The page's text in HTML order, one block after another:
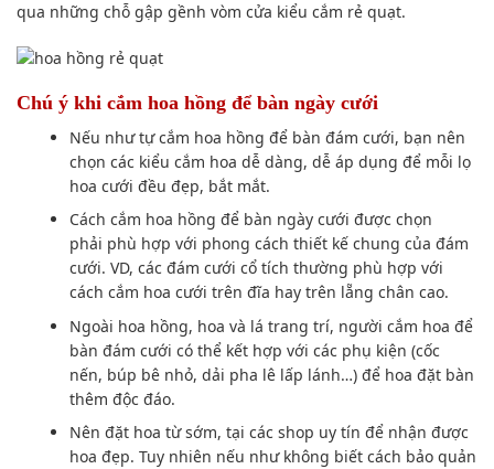
qua những chỗ gập gềnh vòm cửa kiểu cắm rẻ quạt.
Chú ý khi cắm hoa hồng để bàn ngày cưới
Nếu nhưtự cắm hoa hồng để bàn đám cưới, bạn nên
chọn các kiểu cắm hoadễ dàng, dễ áp dụng để mỗi lọ
hoa cưới đều đẹp, bắt mắt.
Cách cắm hoa hồng để bàn ngày cưới được chọn
phải phù hợp với phongcách thiết kế chung của đám
cưới.VD, các đám cưới cổ tích thường phù hợp với
cách cắm hoa cưới trên đĩa hay trên lẵng chân cao.
Ngoài hoa hồng, hoa và lá trang trí, người cắm hoa để
bàn đám cướicó thể kết hợp với các phụ kiện (cốc
nến, búp bê nhỏ, dải pha lê lấp lánh…) để hoa đặt bàn
thêmđộc đáo.
Nên đặt hoa từ sớm, tại cácshop uy tín để nhận được
hoa đẹp. Tuy nhiên nếu như không biết cách bảo quản